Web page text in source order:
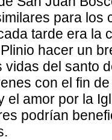
para los
tarde era la
hacer un
vidas del santo
con el fin
el amor por la
podrían